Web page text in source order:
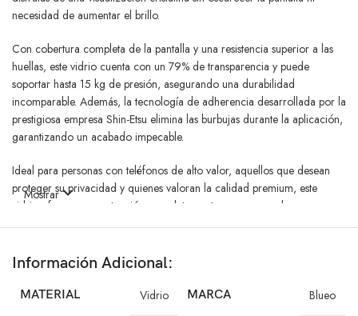
necesidad de aumentar el brillo.
Con cobertura completa de la pantalla y una resistencia superior a las
huellas, este vidrio cuenta con un 79% de transparencia y puede
soportar hasta 15 kg de presión, asegurando una durabilidad
incomparable. Además, la tecnología de adherencia desarrollada por la
prestigiosa empresa Shin-Etsu elimina las burbujas durante la aplicación,
garantizando un acabado impecable.
Ideal para personas con teléfonos de alto valor, aquellos que desean
proteger su privacidad y quienes valoran la calidad premium, este
vidrio ofrece una protección completa contra rayones, golpes y
para tu iPhone en cualquier situación.
Mostrar
Información Adicional:
MATERIAL Vidrio MARCA Blueo